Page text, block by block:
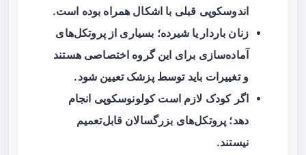
اندوسکوپی قبلی با اشکال همراه بوده است.
زنان باردار یا شیرده؛ بسیاری از پروتکل‌های
آماده‌سازی برای این گروه اختصاصی هستند
و تغییرات باید توسط پزشک تعیین شود.
اگرکودک لازم است کولونوسکوپی انجام
دهد؛ پروتکل‌های بزرگسالان قابل‌تعمیم
نیستند.